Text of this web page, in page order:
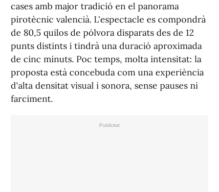
cases amb major tradició en el panorama
pirotècnic valencià. L'espectacle es compondrà
de 80,5 quilos de pólvora disparats des de 12
punts distints i tindrà una duració aproximada
de cinc minuts. Poc temps, molta intensitat: la
proposta està concebuda com una experiència
d'alta densitat visual i sonora, sense pauses ni
farciment.